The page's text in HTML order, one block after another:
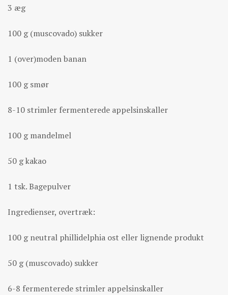
3 æg
100 g (muscovado) sukker
1 (over)moden banan
100 g smør
8-10 strimler fermenterede appelsinskaller
100 g mandelmel
50 g kakao
1 tsk. Bagepulver
Ingredienser, overtræk:
100 g neutral phillidelphia ost eller lignende produkt
50 g (muscovado) sukker
6-8 fermenterede strimler appelsinskaller